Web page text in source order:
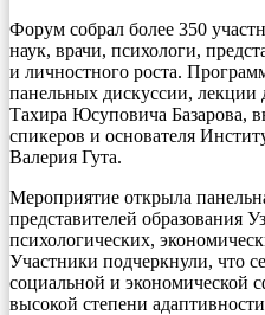
Форум собрал более 350
наук, врачи, психологи,
и личностного роста.
панельных дискуссии, лекции
Тахира Юсуповича Базарова,
спикеров и основателя
Валерия Гута.
Мероприятие открыла
представителей образования
психологических,
Участники подчеркнули, что
социальной и экономической
высокой степени